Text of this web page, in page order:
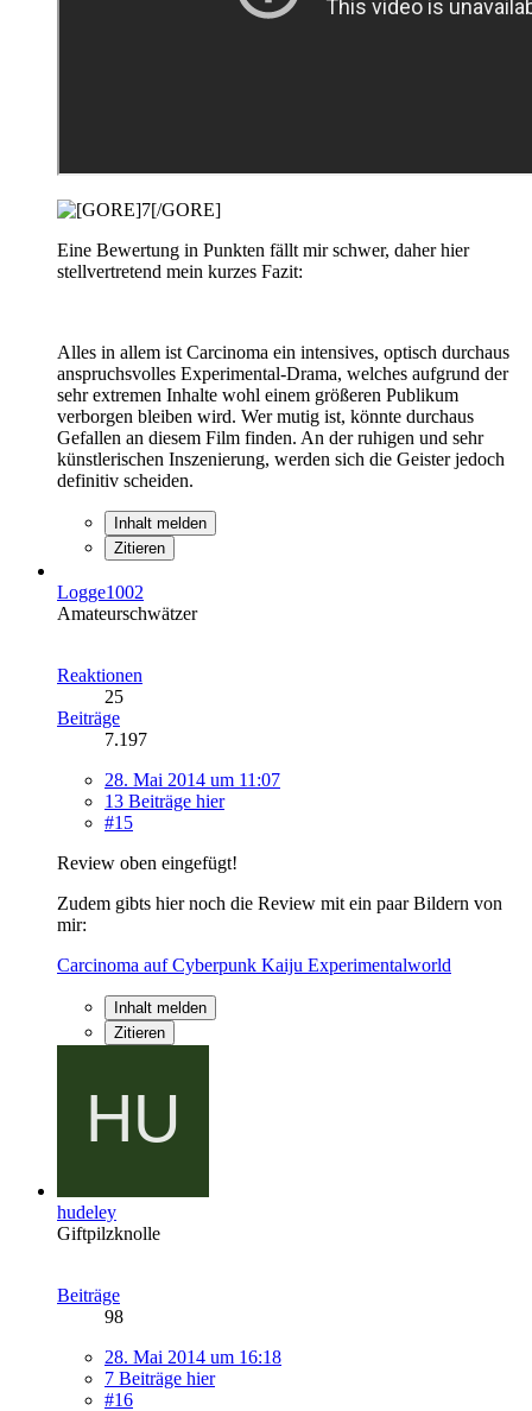
Eine Bewertung in Punkten fällt mir schwer, daher hier
stellvertretend mein kurzes Fazit:
Alles in allem ist Carcinoma ein intensives, optisch durchaus
anspruchsvolles Experimental-Drama, welches aufgrund der
sehr extremen Inhalte wohl einem größeren Publikum
verborgen bleiben wird. Wer mutig ist, könnte durchaus
Gefallen an diesem Film finden. An der ruhigen und sehr
künstlerischen Inszenierung, werden sich die Geister jedoch
definitiv scheiden.
Inhalt melden
Zitieren
Logge1002
Amateurschwätzer
Reaktionen
25
Beiträge
7.197
28. Mai 2014 um 11:07
13 Beiträge hier
#15
Review oben eingefügt!
Zudem gibts hier noch die Review mit ein paar Bildern von
mir:
Carcinoma auf Cyberpunk Kaiju Experimentalworld
Inhalt melden
Zitieren
hudeley
Giftpilzknolle
Beiträge
98
28. Mai 2014 um 16:18
7 Beiträge hier
#16